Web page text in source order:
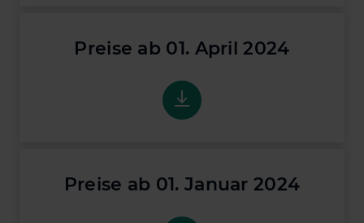
Preise ab 01. April 2024
Preise ab 01. April 2024
Preise ab 01. Januar 2024